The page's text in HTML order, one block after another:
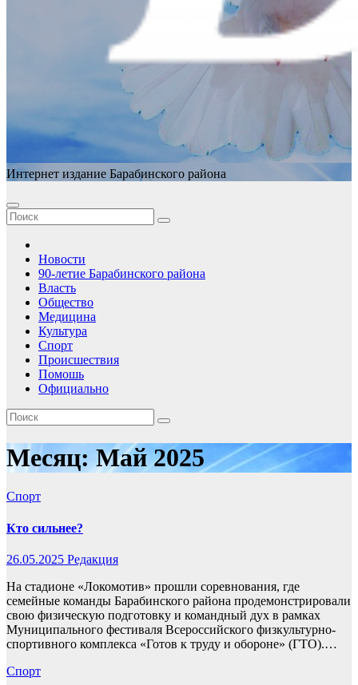
Интернет издание Барабинского района
Новости
90-летие Барабинского района
Власть
Общество
Медицина
Культура
Спорт
Происшествия
Помошь
Официально
Месяц:Май 2025
Спорт
Кто сильнее?
26.05.2025 Редакция
На стадионе «Локомотив» прошли соревнования, где
семейные команды Барабинского района продемонстрировали
свою физическую подготовку и командный дух в рамках
Муниципального фестиваля Всероссийского физкультурно-
спортивного комплекса «Готов к труду и обороне» (ГТО).…
Спорт